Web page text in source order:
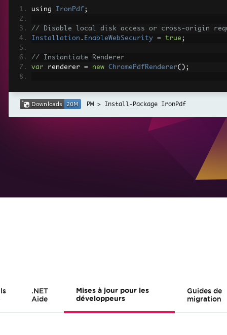
using IronPdf ;
// Disable local disk access or cross-origin
Installation . EnableWebSecurity = true ;
// Instantiate Renderer
var renderer = new ChromePdfRenderer();
// Load external html assets: Images, CSS and
// An optional BasePath 'C:\site\assets\' is
Install-Package IronPdf
.NET
Aide
Mises à jour pour les
développeurs
Guides de
migration